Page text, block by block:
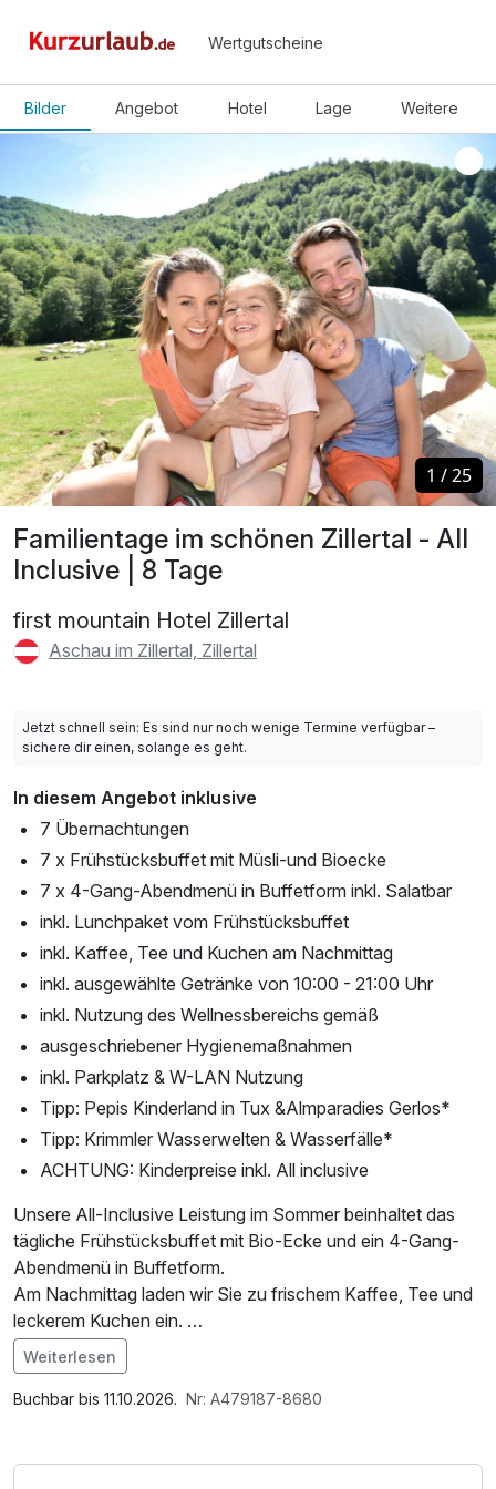
Wertgutscheine
Bilder Angebot Hotel Lage Weitere
Familientage im schönen Zillertal - All
Inclusive | 8 Tage
first mountain Hotel Zillertal
Aschau im Zillertal, Zillertal
1 /25
1 /25
Jetzt schnell sein: Es sind nur noch wenige Termine verfügbar –
sichere dir einen, solange es geht.
In diesem Angebot inklusive
7 Übernachtungen
7 x Frühstücksbuffet mit Müsli-und Bioecke
7 x 4-Gang-Abendmenü in Buffetform inkl. Salatbar
inkl. Lunchpaket vom Frühstücksbuffet
inkl. Kaffee, Tee und Kuchen am Nachmittag
inkl. ausgewählte Getränke von 10:00 - 21:00 Uhr
inkl. Nutzung des Wellnessbereichs gemäß
ausgeschriebener Hygienemaßnahmen
inkl. Parkplatz & W-LAN Nutzung
Tipp: Pepis Kinderland in Tux &Almparadies Gerlos*
Tipp: Krimmler Wasserwelten & Wasserfälle*
ACHTUNG: Kinderpreise inkl. All inclusive
Unsere All-Inclusive Leistung im Sommer beinhaltet das
tägliche Frühstücksbuffet mit Bio-Ecke und ein 4-Gang-
Abendmenü in Buffetform.
Am Nachmittag laden wir Sie zu frischem Kaffee, Tee und
leckerem Kuchen ein.
Ausgewählte Getränke wie Fassbier, Tischwein,
Softdrinks, Apfelsaft und Wasser sind für unsere
Hausgäste von 10:00 bis 21:00 Uhr kostenfrei erhältlich.
Im Angebot enthalten
Saunabenutzung, Parkplatz, Nutzung des
Weiterlesen
Buchbar bis 11.10.2026. Nr: A479187-8680